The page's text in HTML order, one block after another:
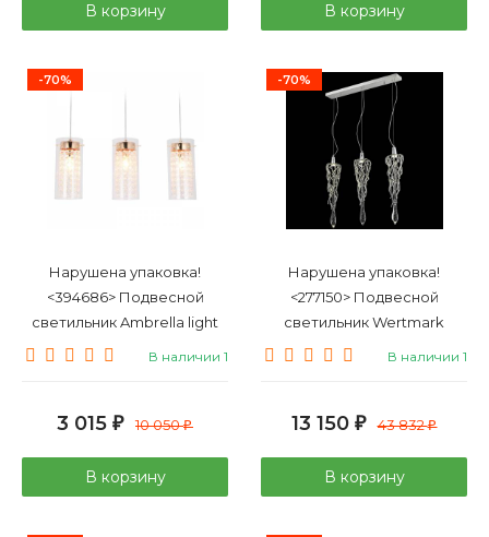
В корзину В корзину
-70%
Нарушена упаковка!
<394686> Подвесной
светильник Ambrella light
Traditional TR3663
В наличии 1
3 015 ₽ 10 050₽
В корзину
-70%
Нарушена упаковка!
<277150> Подвесной
светильник Wertmark
Divina WE186.03.203
В наличии 1
13 150 ₽ 43 832₽
В корзину